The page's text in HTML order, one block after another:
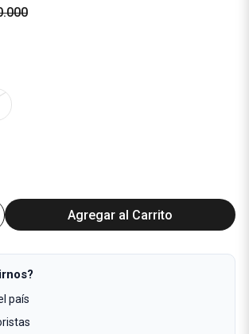
Agregar al Carrito
país